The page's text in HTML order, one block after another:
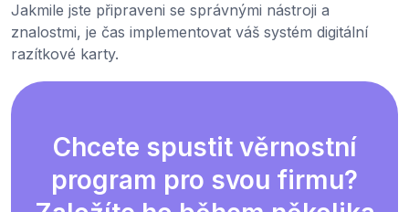
Jakmile jste připraveni se správnými nástroji a
znalostmi, je čas implementovat váš systém digitální
razítkové karty.
Chcete spustit věrnostní
program pro svou firmu?